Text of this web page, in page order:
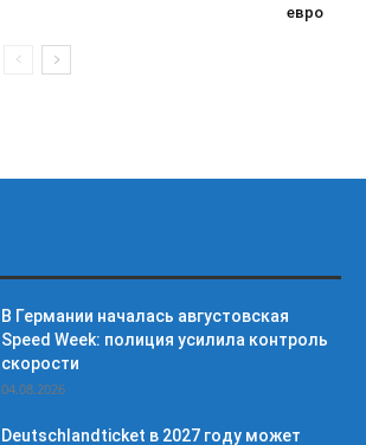
евро
В Германии началась августовская
Speed Week: полиция усилила контроль
скорости
04.08.2026
Deutschlandticket в 2027 году может